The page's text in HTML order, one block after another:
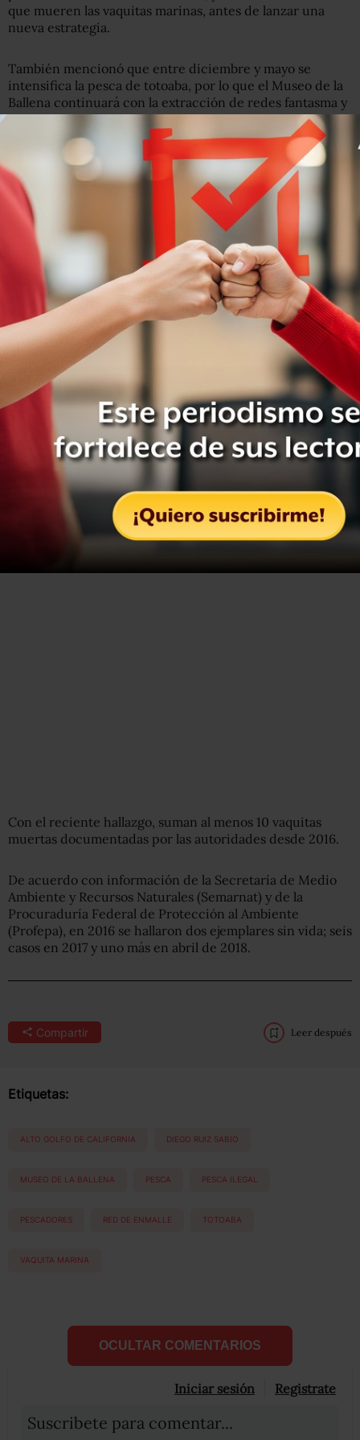
que mueren las vaquitas marinas, antes de lanzar una
nueva estrategia.
También mencionó que entre diciembre y mayo se
intensifica la pesca de totoaba, por lo que el Museo de la
Ballena continuará con la extracción de redes fantasma y
redes activas en la zona del polígono de la vaquita.
Más muertes de vaquitas
Jorge Urbán, integrante del Comité Internacional para la
Recuperación de la Vaquita Marina (CIRVA) publicó el
pasado 6 de marzo que no más de 22 vaquitas marinas
estuvieron presentes durante el verano del 2018, por lo
que se reducía la esperanza de su conservación en la
actual administración federal.
Apenas este 13 de marzo, el equipo de
la organización Sea
Shepherd México, quien tiene mantiene acciones de
conservación en esta zona del Alto Golfo de California,
encontró el cuerpo de una vaquita marina sin cabeza y
en avanzado estado de descomposición.
Este mismo día, federaciones de pescadores de Baja
California y Sonora advirtieron que volverán a retomar
sus actividades comerciales —pese a la veda— el próximo
22 de marzo, si el gobierno no paga los subsidios
prometidos.
Con el reciente hallazgo, suman al menos 10 vaquitas
muertas documentadas por las autoridades desde 2016.
De acuerdo con información de la Secretaría de Medio
Ambiente y Recursos Naturales (Semarnat) y de la
Procuraduría Federal de Protección al Ambiente
(Profepa), en 2016 se hallaron dos ejemplares sin vida; seis
casos en 2017 y uno más en abril de 2018.
Compartir Leer después
Etiquetas:
ALTO GOLFO DE CALIFORNIA DIEGO RUIZ SABIO
MUSEO DE LA BALLENA PESCA PESCA ILEGAL
PESCADORES RED DE ENMALLE TOTOABA
VAQUITA MARINA
OCULTAR COMENTARIOS
Iniciar sesión Registrate
Suscribete para comentar...